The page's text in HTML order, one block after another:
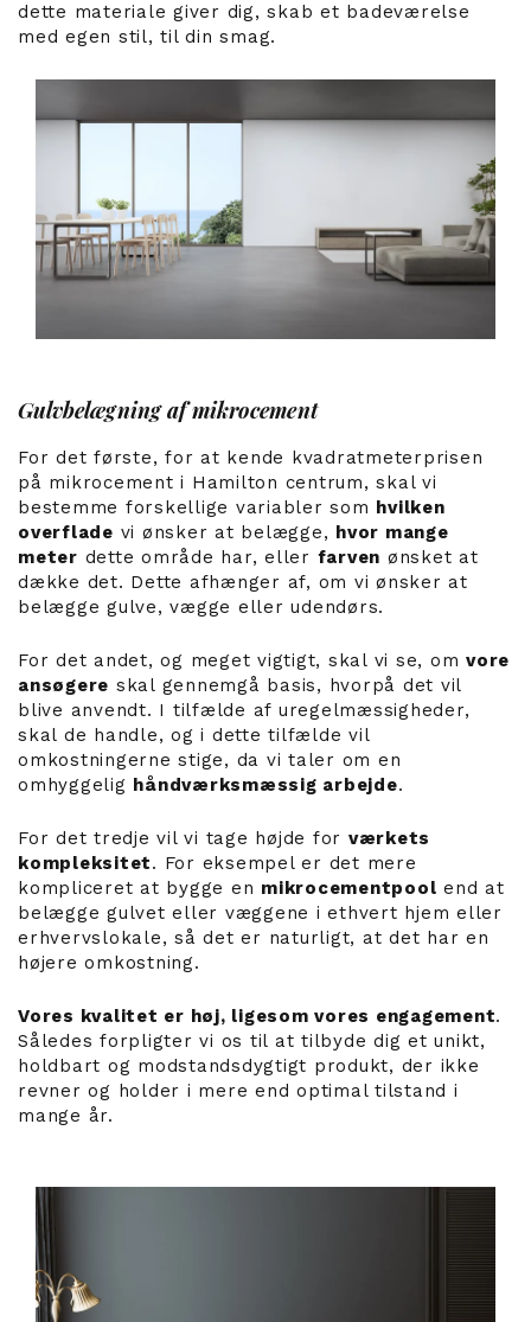
dette materiale giver dig, skab et badeværelse
med egen stil, til din smag.
Gulvbelægning af mikrocement
For det første, for at kende kvadratmeterprisen
på mikrocement i Hamilton centrum, skal vi
bestemme forskellige variabler som hvilken
overflade vi ønsker at belægge, hvor mange
meter dette område har, eller farven ønsket at
dække det. Dette afhænger af, om vi ønsker at
belægge gulve, vægge eller udendørs.
For det andet, og meget vigtigt, skal vi se, om vore
ansøgere skal gennemgå basis, hvorpå det vil
blive anvendt. I tilfælde af uregelmæssigheder,
skal de handle, og i dette tilfælde vil
omkostningerne stige, da vi taler om en
omhyggelig håndværksmæssig arbejde.
For det tredje vil vi tage højde for værkets
kompleksitet. For eksempel er det mere
kompliceret at bygge en mikrocementpool end at
belægge gulvet eller væggene i ethvert hjem eller
erhvervslokale, så det er naturligt, at det har en
højere omkostning.
Vores kvalitet er høj, ligesom vores engagement.
Således forpligter vi os til at tilbyde dig et unikt,
holdbart og modstandsdygtigt produkt, der ikke
revner og holder i mere end optimal tilstand i
mange år.